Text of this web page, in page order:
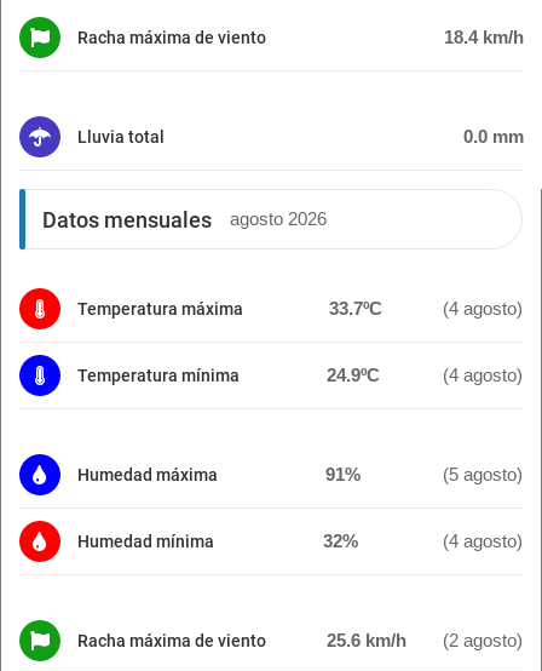
Racha máxima de viento 18.4 km/h
Lluvia total 0.0 mm
Datos mensuales agosto 2026
Temperatura máxima 33.7ºC (4 agosto)
Temperatura mínima 24.9ºC (4 agosto)
Humedad máxima 91% (5 agosto)
Humedad mínima 32% (4 agosto)
Racha máxima de viento 25.6 km/h (2 agosto)